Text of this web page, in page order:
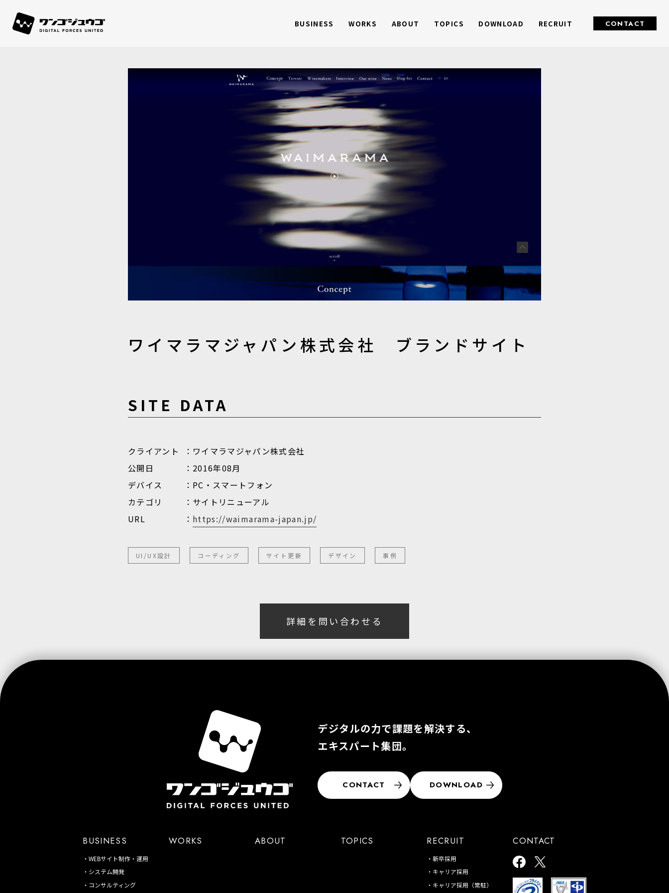
株式会社ワンゴジュウゴ
BUSINESS WORKS ABOUT TOPICS DOWNLOAD RECRUIT CONTACT
ワイマラマジャパン株式会社 ブランドサイト
SITE DATA
クライアント
ワイマラマジャパン株式会社
公開日
2016年08月
デバイス
PC・スマートフォン
カテゴリ
サイトリニューアル
URL
https://waimarama-japan.jp/
UI/UX設計 コーディング サイト更新 デザイン 事例
詳細を問い合わせる
デジタルの力で課題を解決する、
エキスパート集団。
CONTACT DOWNLOAD
BUSINESS
WEBサイト制作・運用
システム開発
コンサルティング
WORKS ABOUT TOPICS RECRUIT
新卒採用
キャリア採用
キャリア採用（常駐）
CONTACT